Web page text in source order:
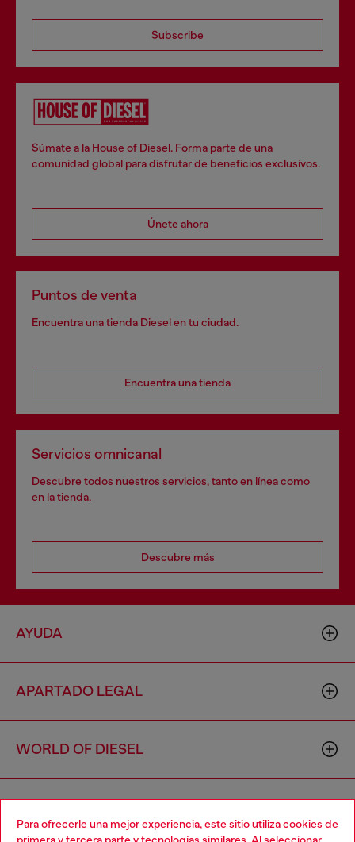
Para ofrecerle una mejor experiencia, este sitio utiliza cookies de
Subscribe
Súmate a la House of Diesel. Forma parte de una
comunidad global para disfrutar de beneficios exclusivos.
Únete ahora
Puntos de venta
Encuentra una tienda Diesel en tu ciudad.
Encuentra una tienda
Servicios omnicanal
Descubre todos nuestros servicios, tanto en línea como
en la tienda.
Descubre más
AYUDA
APARTADO LEGAL
WORLD OF DIESEL